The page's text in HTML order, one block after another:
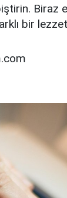
Biraz
bir